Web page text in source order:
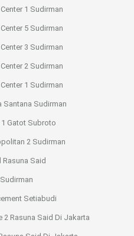
1 Sudirman
5 Sudirman
3 Sudirman
2 Sudirman
1 Sudirman
Santana Sudirman
Gatot Subroto
2 Sudirman
Said
Setiabudi
2 Rasuna Said Di Jakarta